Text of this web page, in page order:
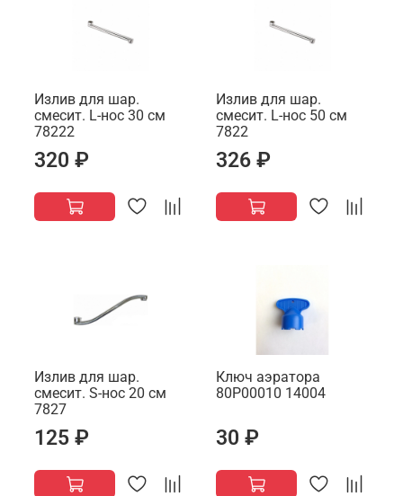
Излив для шар.
смесит. L-нос 30 см
78222
320 ₽
Излив для шар.
смесит. L-нос 50 см
7822
326 ₽
Излив для шар.
смесит. S-нос 20 см
7827
125 ₽
Ключ аэратора
80Р00010 14004
30 ₽